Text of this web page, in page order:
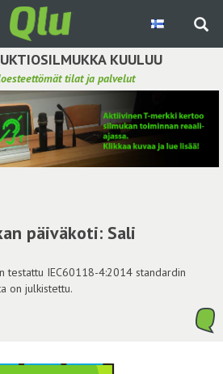
KUULUU
tilat ja palvelut
kuulemiskokemukseen
päiväkoti: Sali
testattu IEC60118-4:2014 standardin
on julkistettu.